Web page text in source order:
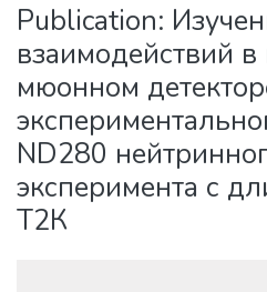
Publication:
взаимодействий
мюонном
ND280
эксперимента с
Т2К